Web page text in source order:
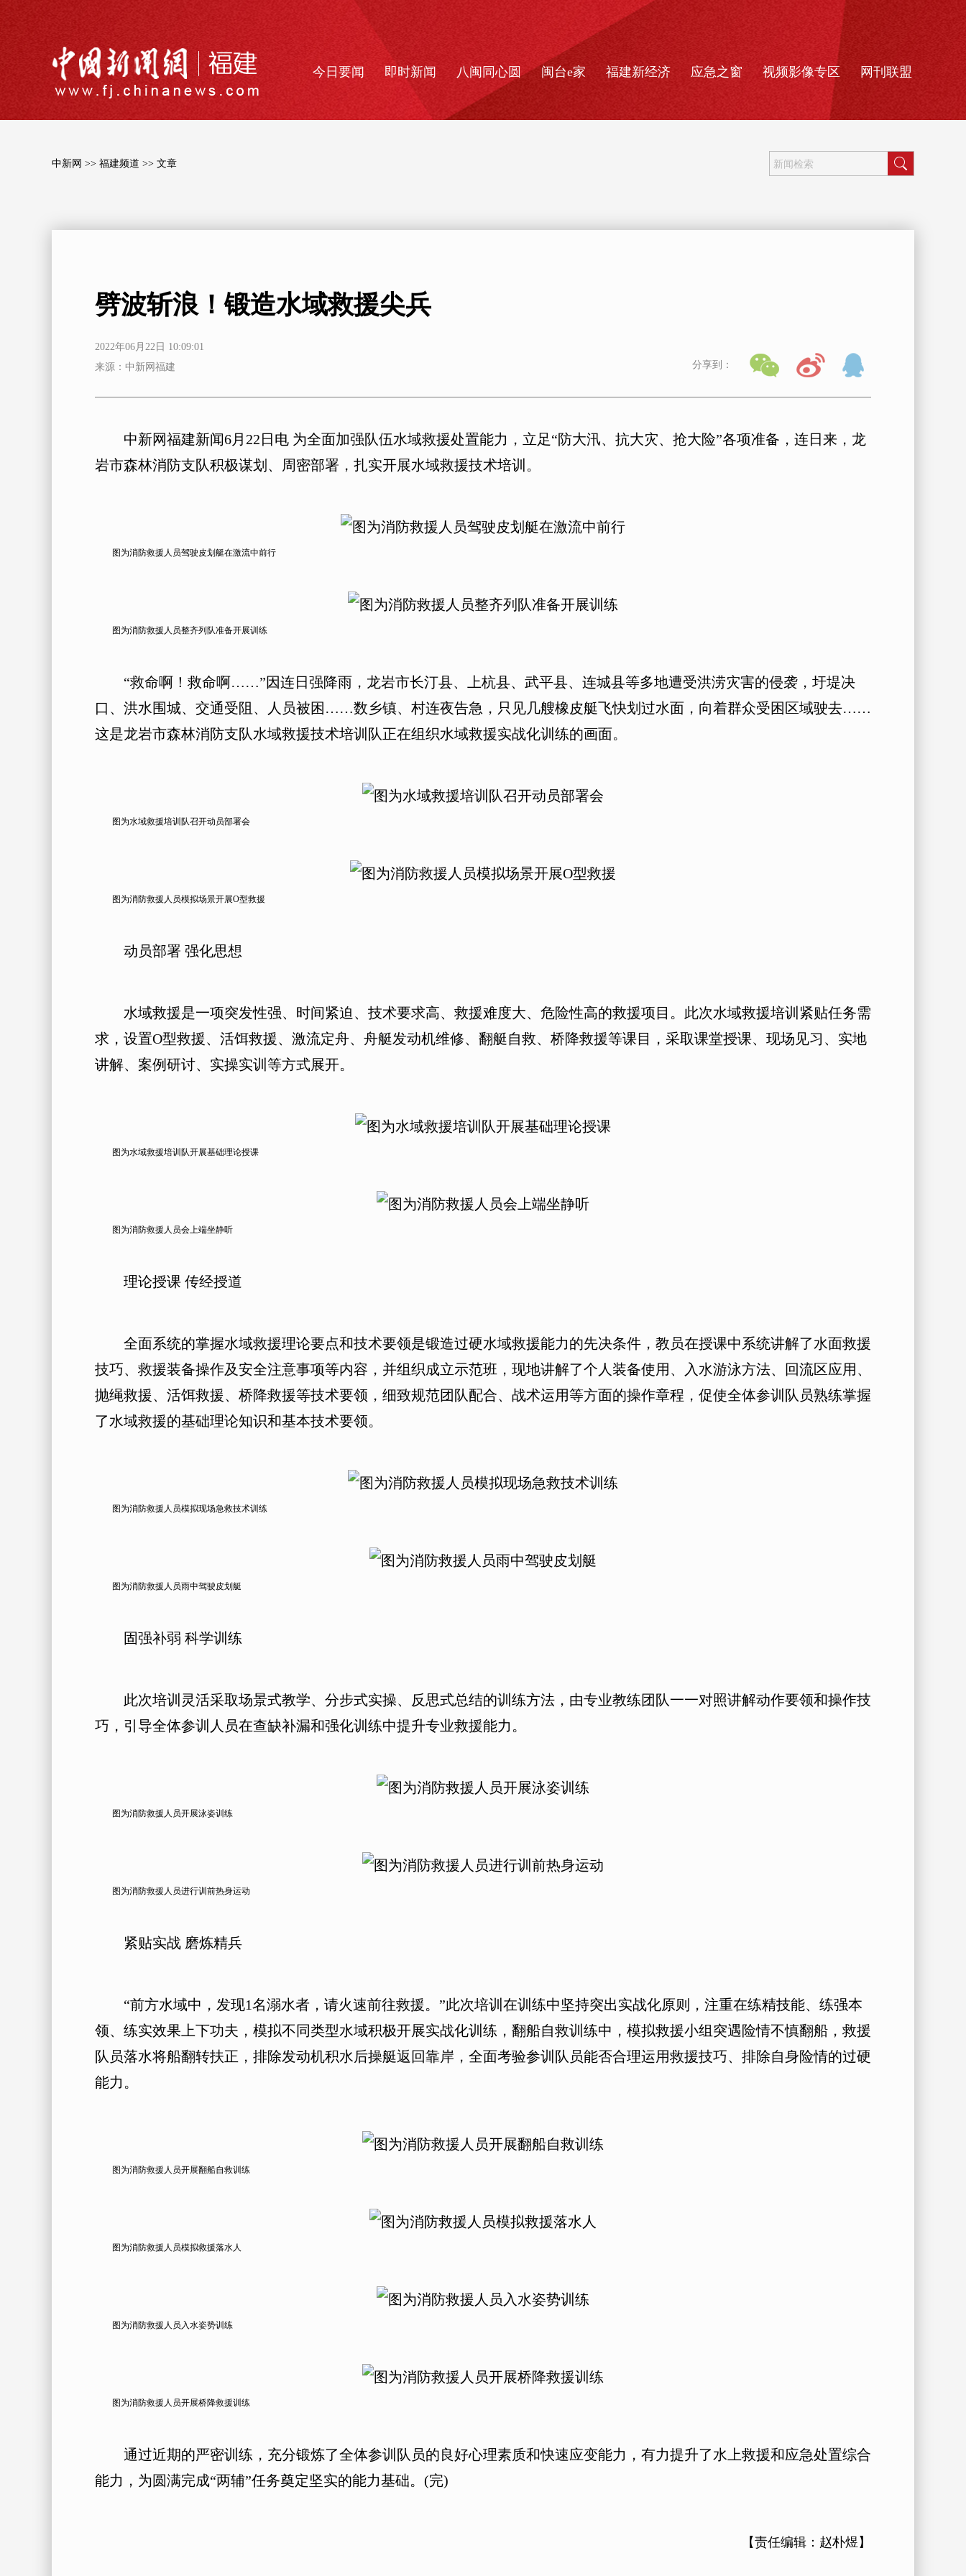
今日要闻 即时新闻 八闽同心圆 闽台e家 福建新经济 应急之窗 视频影像专区 网刊联盟
中新网 >> 福建频道 >> 文章
劈波斩浪！锻造水域救援尖兵
2022年06月22日 10:09:01
来源：中新网福建
分享到：
中新网福建新闻6月22日电 为全面加强队伍水域救援处置能力，立足“防大汛、抗大灾、抢大险”各项准备，连日来，龙
岩市森林消防支队积极谋划、周密部署，扎实开展水域救援技术培训。
图为消防救援人员驾驶皮划艇在激流中前行
图为消防救援人员整齐列队准备开展训练
“救命啊！救命啊……”因连日强降雨，龙岩市长汀县、上杭县、武平县、连城县等多地遭受洪涝灾害的侵袭，圩堤决
口、洪水围城、交通受阻、人员被困……数乡镇、村连夜告急，只见几艘橡皮艇飞快划过水面，向着群众受困区域驶去……
这是龙岩市森林消防支队水域救援技术培训队正在组织水域救援实战化训练的画面。
图为水域救援培训队召开动员部署会
图为消防救援人员模拟场景开展O型救援
动员部署 强化思想
水域救援是一项突发性强、时间紧迫、技术要求高、救援难度大、危险性高的救援项目。此次水域救援培训紧贴任务需
求，设置O型救援、活饵救援、激流定舟、舟艇发动机维修、翻艇自救、桥降救援等课目，采取课堂授课、现场见习、实地
讲解、案例研讨、实操实训等方式展开。
图为水域救援培训队开展基础理论授课
图为消防救援人员会上端坐静听
理论授课 传经授道
全面系统的掌握水域救援理论要点和技术要领是锻造过硬水域救援能力的先决条件，教员在授课中系统讲解了水面救援
技巧、救援装备操作及安全注意事项等内容，并组织成立示范班，现地讲解了个人装备使用、入水游泳方法、回流区应用、
抛绳救援、活饵救援、桥降救援等技术要领，细致规范团队配合、战术运用等方面的操作章程，促使全体参训队员熟练掌握
了水域救援的基础理论知识和基本技术要领。
图为消防救援人员模拟现场急救技术训练
图为消防救援人员雨中驾驶皮划艇
固强补弱 科学训练
此次培训灵活采取场景式教学、分步式实操、反思式总结的训练方法，由专业教练团队一一对照讲解动作要领和操作技
巧，引导全体参训人员在查缺补漏和强化训练中提升专业救援能力。
图为消防救援人员开展泳姿训练
图为消防救援人员进行训前热身运动
紧贴实战 磨炼精兵
“前方水域中，发现1名溺水者，请火速前往救援。”此次培训在训练中坚持突出实战化原则，注重在练精技能、练强本
领、练实效果上下功夫，模拟不同类型水域积极开展实战化训练，翻船自救训练中，模拟救援小组突遇险情不慎翻船，救援
队员落水将船翻转扶正，排除发动机积水后操艇返回靠岸，全面考验参训队员能否合理运用救援技巧、排除自身险情的过硬
能力。
图为消防救援人员开展翻船自救训练
图为消防救援人员模拟救援落水人
图为消防救援人员入水姿势训练
图为消防救援人员开展桥降救援训练
通过近期的严密训练，充分锻炼了全体参训队员的良好心理素质和快速应变能力，有力提升了水上救援和应急处置综合
能力，为圆满完成“两辅”任务奠定坚实的能力基础。(完)
【责任编辑： 赵朴煜 】